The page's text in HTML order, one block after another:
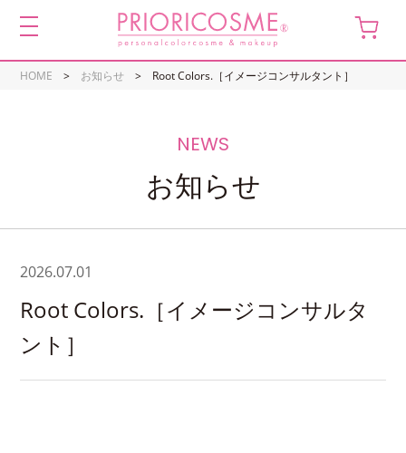
HOME お知らせ Root Colors.［イメージコンサルタント］
お知らせ
2026.07.01
Root Colors.［イメージコンサルタ
ント］
toggle
navigation